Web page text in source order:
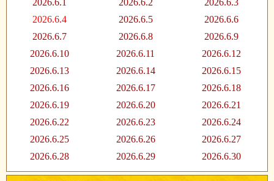
2026.6.4
2026.6.5
2026.6.6
2026.6.7
2026.6.8
2026.6.9
2026.6.10
2026.6.11
2026.6.12
2026.6.13
2026.6.14
2026.6.15
2026.6.16
2026.6.17
2026.6.18
2026.6.19
2026.6.20
2026.6.21
2026.6.22
2026.6.23
2026.6.24
2026.6.25
2026.6.26
2026.6.27
2026.6.28
2026.6.29 2026.6.30